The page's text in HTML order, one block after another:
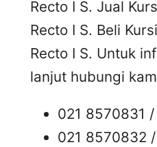
Recto I S. Jual
Recto I S. Beli
Recto I S. Untuk
lanjut hubungi
021 8570831
021 8570832